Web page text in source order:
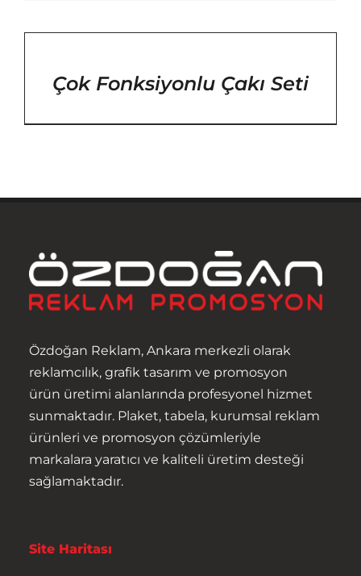
Çok Fonksiyonlu Çakı Seti
Özdoğan Reklam, Ankara merkezli olarak
reklamcılık, grafik tasarım ve promosyon
ürün üretimi alanlarında profesyonel hizmet
sunmaktadır. Plaket, tabela, kurumsal reklam
ürünleri ve promosyon çözümleriyle
markalara yaratıcı ve kaliteli üretim desteği
sağlamaktadır.
Site Haritası
Hakkımızda
Ürünler
Hizmetler